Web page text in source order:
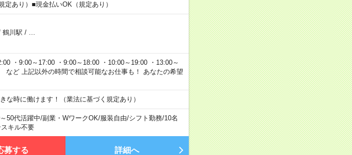
あり）■現金払いOK（規定あり）
鶴川駅 / …
・9:00～17:00 ・9:00～18:00 ・10:00～19:00 ・13:00～
など 上記以外の時間で相談可能なお仕事も！ あなたの希望
な時に働けます！（業法に基づく規定あり）
50代活躍中/副業・WワークOK/服装自由/シフト勤務/10名
キル不要
募する 詳細へ